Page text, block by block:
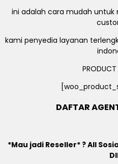
ini adalah cara mudah
kami penyedia layanan
PRODUCT
DAFTAR
*Mau jadi Reseller* ? All